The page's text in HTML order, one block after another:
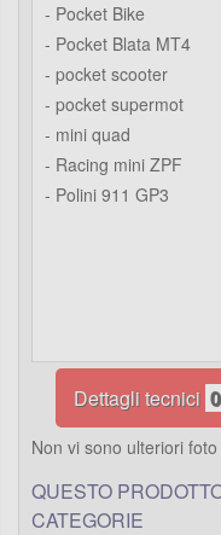
- Pocket Bike
- Pocket Blata MT4
- pocket scooter
- pocket supermot
- mini quad
- Racing mini ZPF
- Polini 911 GP3
Dettagli tecnici 0
Non vi sono ulteriori foto
QUESTO
CATEGORIE